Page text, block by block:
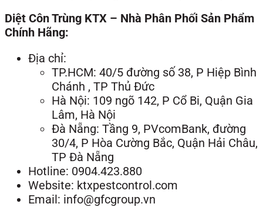
Diệt Côn Trùng KTX – Nhà Phân Phối Sản Phẩm
Chính Hãng:
Địa chỉ:
TP.HCM: 40/5 đường số 38, P Hiệp Bình
Chánh , TP Thủ Đức
Hà Nội: 109 ngõ 142, P Cổ Bi, Quận Gia
Lâm, Hà Nội
Đà Nẵng: Tầng 9, PVcomBank, đường
30/4, P Hòa Cường Bắc, Quận Hải Châu,
TP Đà Nẵng
Hotline: 0904.423.880
Website: ktxpestcontrol.com
Email: info@gfcgroup.vn